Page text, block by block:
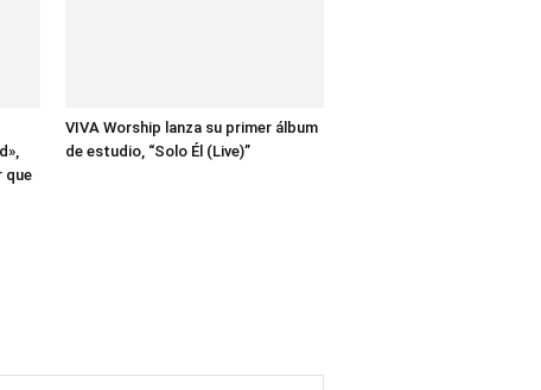
que
VIVA Worship lanza su primer álbum
de estudio, “Solo Él (Live)”